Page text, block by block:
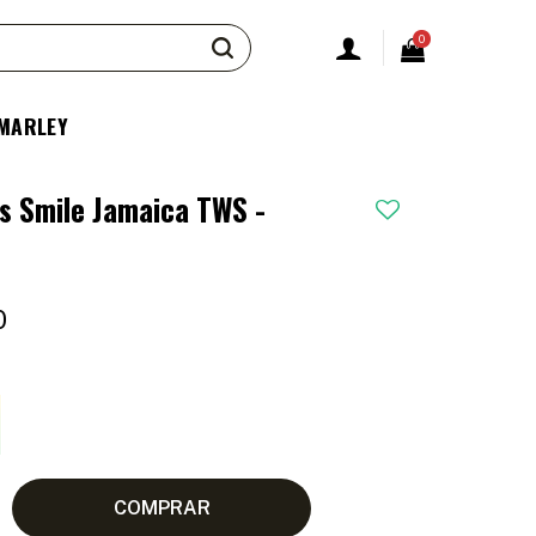
0
Smile Jamaica TWS -
COMPRAR